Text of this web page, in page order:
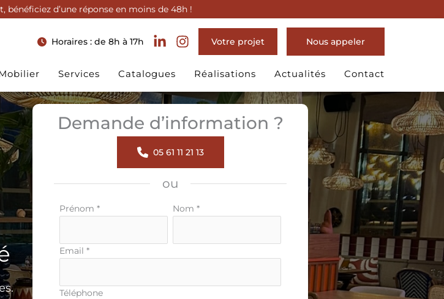
d’une réponse en moins de 48h !
Services Catalogues Réalisations Actualités Contact
Horaires : de 8h à 17h Votre projet Nous appeler
Demande d’information ?
05 61 11 21 13
ou
Formulaire
téléphone
Prénom * Nom *
Email *
Téléphone